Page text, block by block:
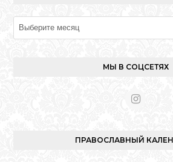
Архивы
МЫ В СОЦСЕТЯХ
I
t
ПРАВОСЛАВНЫЙ